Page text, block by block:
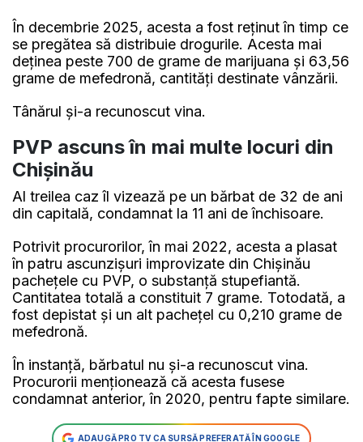
În decembrie 2025, acesta a fost reținut în timp ce
se pregătea să distribuie drogurile. Acesta mai
deținea peste 700 de grame de marijuana și 63,56
grame de mefedronă, cantități destinate vânzării.
Tânărul și-a recunoscut vina.
PVP ascuns în mai multe locuri din
Chișinău
Al treilea caz îl vizează pe un bărbat de 32 de ani
din capitală, condamnat la 11 ani de închisoare.
Potrivit procurorilor, în mai 2022, acesta a plasat
în patru ascunzișuri improvizate din Chișinău
pachețele cu PVP, o substanță stupefiantă.
Cantitatea totală a constituit 7 grame. Totodată, a
fost depistat și un alt pachețel cu 0,210 grame de
mefedronă.
În instanță, bărbatul nu și-a recunoscut vina.
Procurorii menționează că acesta fusese
condamnat anterior, în 2020, pentru fapte similare.
ADAUGĂ PRO TV CA SURSĂ PREFERATĂ ÎN GOOGLE